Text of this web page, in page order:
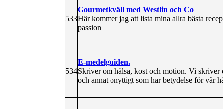
533
Gourmetkväll med Westlin och Co
Här kommer jag att lista mina allra bästa
passion
534
E-medelguiden.
Skriver om hälsa, kost och motion. Vi skriver
och annat onyttigt som har betydelse för vår